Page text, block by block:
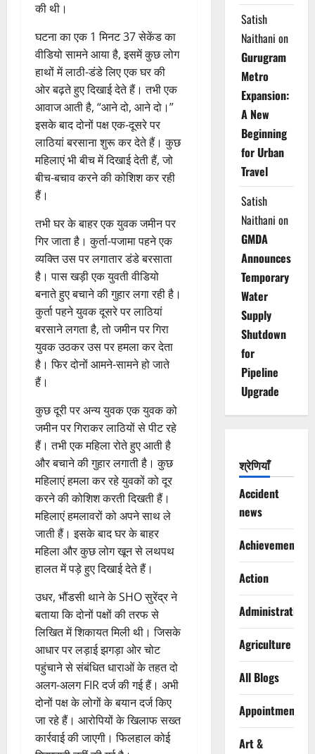
की थी।
घटना का एक 1 मिनट 37 सेकेंड का
वीडियो सामने आया है, इसमें कुछ लोग
हाथों में लाठी-डंडे लिए एक घर की
ओर बढ़ते हुए दिखाई देते हैं। तभी एक
आवाज आती है, “आने दो, आने दो।”
इसके बाद दोनों पक्ष एक-दूसरे पर
लाठियां बरसाना शुरू कर देते हैं। कुछ
महिलाएं भी बीच में दिखाई देती हैं, जो
बीच-बचाव करने की कोशिश कर रही
हैं।
तभी घर के बाहर एक युवक जमीन पर
गिर जाता है। कुर्ता-पजामा पहने एक
व्यक्ति उस पर लगातार डंडे बरसाता
है। पास खड़ी एक युवती वीडियो
बनाते हुए बचाने की गुहार लगा रही है।
कुर्ता पहने युवक दूसरे पर लाठियां
बरसाने लगता है, तो जमीन पर गिरा
युवक उठकर उस पर हमला कर देता
है। फिर दोनों आमने-सामने हो जाते
हैं।
कुछ दूरी पर अन्य युवक एक युवक को
जमीन पर गिराकर लाठियों से पीट रहे
हैं। तभी एक महिला रोते हुए आती है
और बचाने की गुहार लगाती है। कुछ
महिलाएं हमला कर रहे युवकों को दूर
करने की कोशिश करती दिखती हैं।
महिलाएं हमलावरों को अपने साथ ले
जाती हैं। इसके बाद घर के बाहर
महिला और कुछ लोग खून से लथपथ
हालत में पड़े हुए दिखाई देते हैं।
उधर, भौंडसी थाने के SHO सुरेंद्र ने
बताया कि दोनों पक्षों की तरफ से
लिखित में शिकायत मिली थी। जिसके
आधार पर लड़ाई झगड़ा ओर चोट
पहुंचाने से संबंधित धाराओं के तहत दो
अलग-अलग FIR दर्ज की गई हैं। अभी
दोनों पक्ष के लोगों के बयान दर्ज किए
जा रहे हैं। आरोपियों के खिलाफ सख्त
कार्रवाई की जाएगी। फिलहाल कोई
Satish
Naithani on
Gurugram
Metro
Expansion:
A New
Beginning
for Urban
Travel
Satish
Naithani on
GMDA
Announces
Temporary
Water
Supply
Shutdown
for
Pipeline
Upgrade
श्रेणियाँ
Accident
news
Achievements
Action
Administration
Agriculture
All Blogs
Appointments
Art &